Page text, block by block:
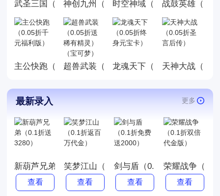
武圣三国（0.05小霸王送代金）
神创九州（0.05折西游修仙记）
时空神域（0.05折地下城）
战鼓英雄（龙
主公快跑（0.05折千元福利版）
超兽武装（0.05折送稀有精灵）（宝可梦
龙魂天下（0.05折终身元宝
天神大战（
最新录入 更多
新葫芦兄弟（0.1折送3280）
查看
笑梦江山（0.1折返百万代金）
查看
剑与盾（0.1折免费送2000）
查看
荣耀战争（0.1
查看